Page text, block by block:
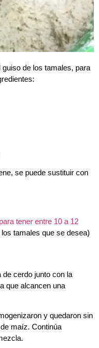
de los tamales, para
se puede sustituir con
tener entre 10 a 12
tamales que se desea)
cerdo junto con la
que alcancen una
y quedaron sin
maíz. Continúa